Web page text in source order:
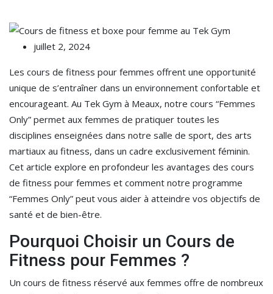
juillet 2, 2024
Les cours de fitness pour femmes offrent une opportunité
unique de s’entraîner dans un environnement confortable et
encourageant. Au Tek Gym à Meaux, notre cours “Femmes
Only” permet aux femmes de pratiquer toutes les
disciplines enseignées dans notre salle de sport, des arts
martiaux au fitness, dans un cadre exclusivement féminin.
Cet article explore en profondeur les avantages des cours
de fitness pour femmes et comment notre programme
“Femmes Only” peut vous aider à atteindre vos objectifs de
santé et de bien-être.
Pourquoi Choisir un Cours de
Fitness pour Femmes ?
Un cours de fitness réservé aux femmes offre de nombreux